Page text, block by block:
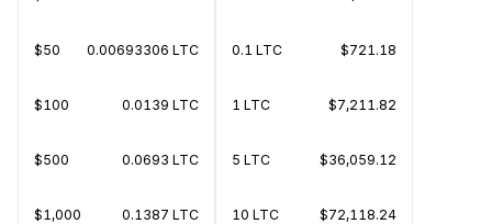
$50 0.00693306 LTC
$100 0.0139 LTC
$500 0.0693 LTC
$1,000 0.1387 LTC
0.1 LTC $721.18
1 LTC $7,211.82
5 LTC $36,059.12
10 LTC $72,118.24